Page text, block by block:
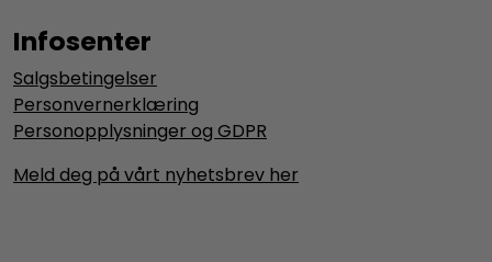
Infosenter
Salgsbetingelser
Personvernerklæring
Personopplysninger og GDPR
Meld deg på vårt nyhetsbrev her